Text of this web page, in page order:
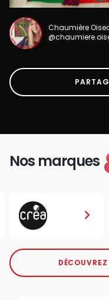
Chaumière
Nos marques